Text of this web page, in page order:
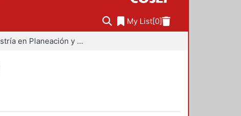
My List[0]
Maestría en Planeación y Políticas Metropolitanas